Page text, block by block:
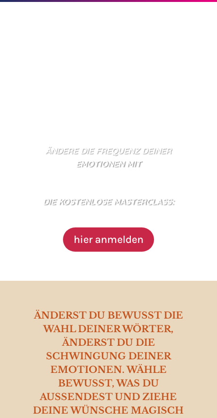
ÄNDERE DIE FREQUENZ DEINER
EMOTIONEN MIT
DIE KOSTENLOSE MASTERCLASS:
hier anmelden
ÄNDERST DU BEWUSST DIE
WAHL DEINER WÖRTER,
ÄNDERST DU DIE
SCHWINGUNG DEINER
EMOTIONEN. WÄHLE
BEWUSST, WAS DU
AUSSENDEST UND ZIEHE
DEINE WÜNSCHE MAGISCH